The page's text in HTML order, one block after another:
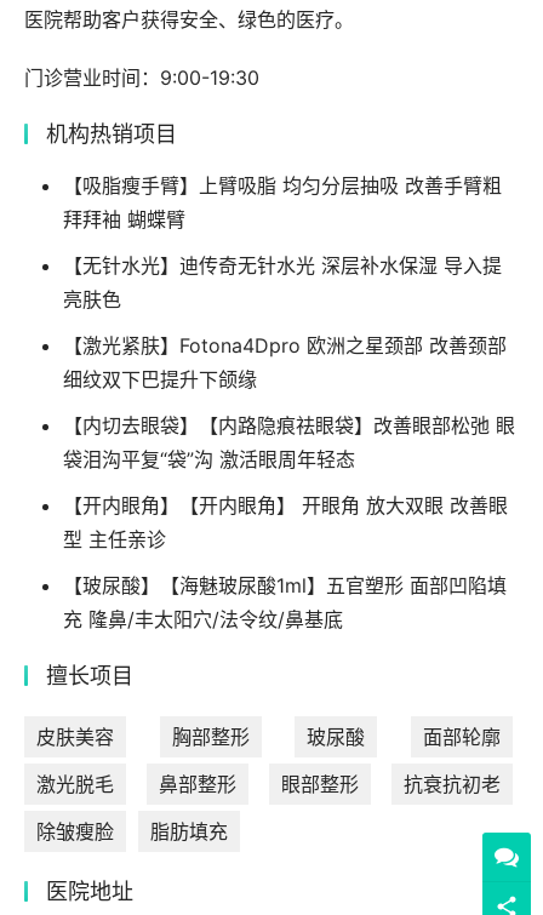
医院帮助客户获得安全、绿色的医疗。
门诊营业时间：9:00-19:30
机构热销项目
【吸脂瘦手臂】上臂吸脂 均匀分层抽吸 改善手臂粗
拜拜袖 蝴蝶臂
【无针水光】迪传奇无针水光 深层补水保湿 导入提
亮肤色
【激光紧肤】Fotona4Dpro 欧洲之星颈部 改善颈部
细纹双下巴提升下颌缘
【内切去眼袋】【内路隐痕祛眼袋】改善眼部松弛 眼
袋泪沟平复“袋”沟 激活眼周年轻态
【开内眼角】【开内眼角】 开眼角 放大双眼 改善眼
型 主任亲诊
【玻尿酸】【海魅玻尿酸1ml】五官塑形 面部凹陷填
充 隆鼻/丰太阳穴/法令纹/鼻基底
擅长项目
皮肤美容 胸部整形 玻尿酸
面部轮廓
激光脱毛
鼻部整形 眼部整形
抗衰抗初老
除皱瘦脸
脂肪填充
医院地址